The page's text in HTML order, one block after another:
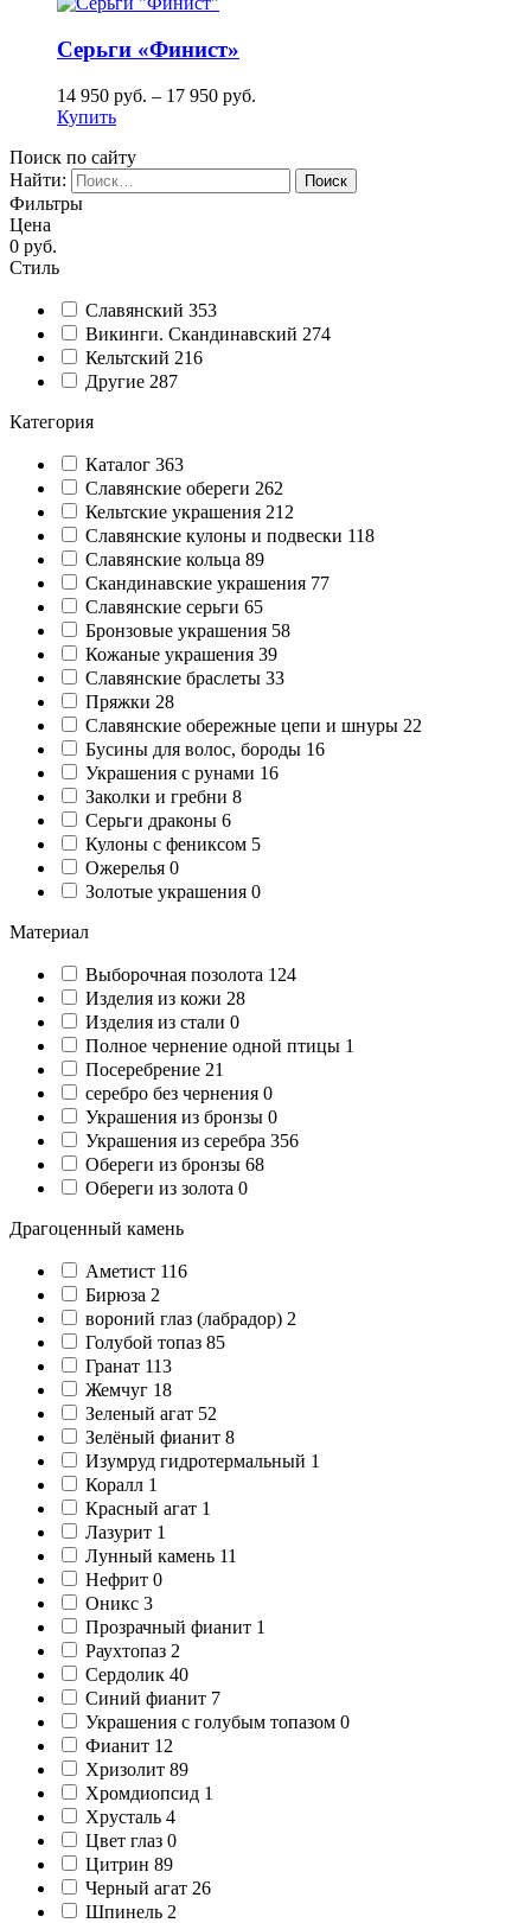
Серьги «Финист»
14 950 руб. – 17 950 руб.
Купить
Поиск по сайту
Найти:
Фильтры
Цена
0 руб.
Стиль
Славянский 353
Викинги. Скандинавский 274
Кельтский 216
Другие 287
Категория
Каталог 363
Славянские обереги 262
Кельтские украшения 212
Славянские кулоны и подвески 118
Славянские кольца 89
Cкандинавские украшения 77
Славянские серьги 65
Бронзовые украшения 58
Кожаные украшения 39
Славянские браслеты 33
Пряжки 28
Славянские обережные цепи и шнуры 22
Бусины для волос, бороды 16
Украшения с рунами 16
Заколки и гребни 8
Серьги драконы 6
Кулоны с фениксом 5
Ожерелья 0
Золотые украшения 0
Материал
Выборочная позолота 124
Изделия из кожи 28
Изделия из стали 0
Полное чернение одной птицы 1
Посеребрение 21
серебро без чернения 0
Украшения из бронзы 0
Украшения из серебра 356
Обереги из бронзы 68
Обереги из золота 0
Драгоценный камень
Аметист 116
Бирюза 2
вороний глаз (лабрадор) 2
Голубой топаз 85
Гранат 113
Жемчуг 18
Зеленый агат 52
Зелёный фианит 8
Изумруд гидротермальный 1
Коралл 1
Красный агат 1
Лазурит 1
Лунный камень 11
Нефрит 0
Оникс 3
Прозрачный фианит 1
Раухтопаз 2
Сердолик 40
Синий фианит 7
Украшения с голубым топазом 0
Фианит 12
Хризолит 89
Хромдиопсид 1
Хрусталь 4
Цвет глаз 0
Цитрин 89
Черный агат 26
Шпинель 2